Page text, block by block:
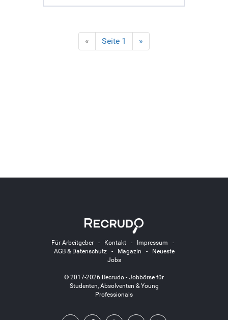
« Seite 1 »
Für Arbeitgeber- Kontakt- Impressum -
AGB & Datenschutz- Magazin -
Neueste
Jobs
© 2017-2026 Recrudo - Jobbörse für
Studenten, Absolventen & Young
Professionals